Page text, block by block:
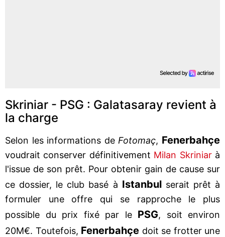
Skriniar - PSG : Galatasaray revient à
la charge
Selon les informations de Fotomaç, Fenerbahçe
voudrait conserver définitivement Milan Skriniar à
l'issue de son prêt. Pour obtenir gain de cause sur
ce dossier, le club basé à Istanbul serait prêt à
formuler une offre qui se rapproche le plus
possible du prix fixé par le PSG, soit environ
20M€. Toutefois, Fenerbahçe doit se frotter une